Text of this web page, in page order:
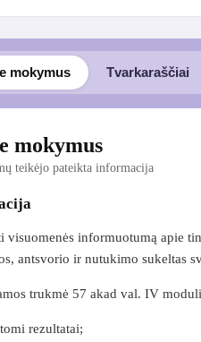
mokymus Tvarkaraščiai
mokymus
teikėjo pateikta informacija
visuomenės informuotumą apie
antsvorio ir nutukimo sukeltas
trukmė 57 akad val. IV
rezultatai;